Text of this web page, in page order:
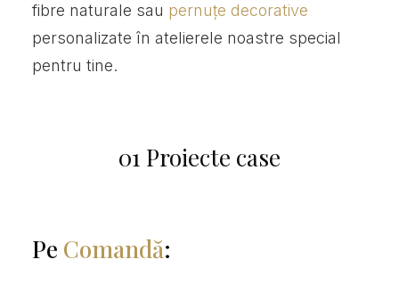
fibre naturale sau pernuțe decorative
personalizate în atelierele noastre special
pentru tine.
01 Proiecte case
Pe Comandă: